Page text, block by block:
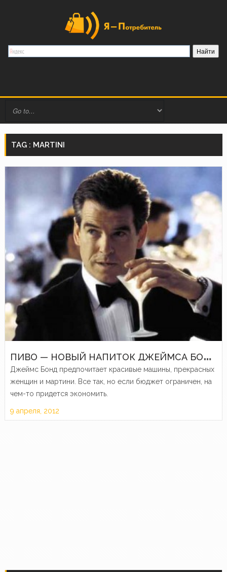
TAG : MARTINI
П
ИВО — НОВЫЙ НАПИТОК ДЖЕЙМСА БОНДА?
Джеймс Бонд предпочитает красивые машины, прекрасных
женщин и мартини. Все так, но если бюджет ограничен, на
чем-то придется экономить.
9 апреля, 2012